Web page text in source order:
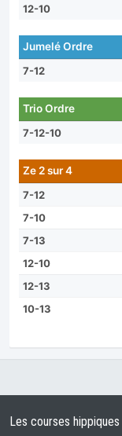
12-10
Jumelé Ordre
7-12
Trio Ordre
7-12-10
Ze 2 sur 4
7-12
7-10
7-13
12-10
12-13
10-13
Les courses hippiques